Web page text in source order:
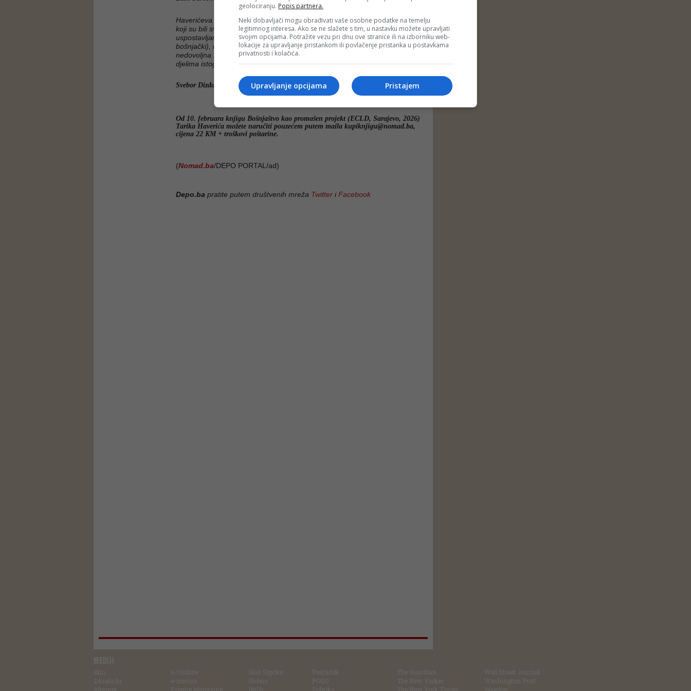
Haverićeva virtuelna čitalačka publika može se podijeliti u dvije grupe: oni
koji su bili svjedoci raspada Jugoslavije, postjugoslovenskih ratova i
uspostavljanja novih država na osnovu etnokulturnih identiteta (uključivo i
bošnjački), i oni koji to iskustvo nemaju pa su im Haverićeva objašnjenja
nedovoljna i traže dodatne informacije i analize – a mogu ih naći u ranijim
djelima istog autora, kakva su "I vrapci na grani" i "Ethnos i demokratija".
Svebor Dizdarević
Od 10. februara knjigu Bošnjaštvo kao promašen projekt (ECLD, Sarajevo, 2026)
Tarika Haverića možete naručiti pouzećem putem maila kupiknjigu@nomad.ba,
cijena 22 KM + troškovi poštarine.
(Nomad.ba/DEPO PORTAL/ad)
Depo.ba pratite putem društvenih mreža Twitter iFacebook
MEDIJI
Blin
24sata.hr
e-! Online
e-novine
Glas Srpske
Globus
Pešćanik
POGO
The Guardian
The New Yorker
Wall Street Journal
Washington Post
geolociranju. Popis partnera.
Neki dobavljači mogu obrađivati vaše osobne podatke na temelju
legitimnog interesa. Ako se ne slažete s tim, u nastavku možete upravljati
svojim opcijama. Potražite vezu pri dnu ove stranice ili na izborniku web-
lokacije za upravljanje pristankom ili povlačenje pristanka u postavkama
privatnosti i kolačića.
Pristajem
Upravljanje opcijama